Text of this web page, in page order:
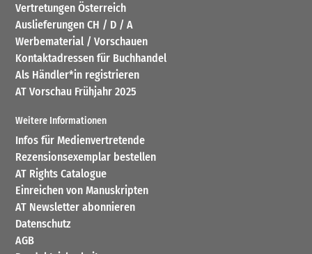
Vertretungen Österreich
Auslieferungen CH / D / A
Werbematerial / Vorschauen
Kontaktadressen für Buchhandel
Als Händler*in registrieren
AT Vorschau Frühjahr 2025
Weitere Informationen
Infos für Medienvertretende
Rezensionsexemplar bestellen
AT Rights Catalogue
Einreichen von Manuskripten
AT Newsletter abonnieren
Datenschutz
AGB